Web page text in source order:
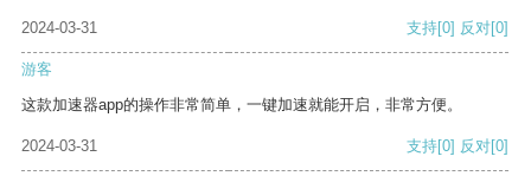
2024-03-31 支持[0] 反对[0]
游客
这款加速器app的操作非常简单，一键加速就能开启，非常方便。
2024-03-31 支持[0] 反对[0]